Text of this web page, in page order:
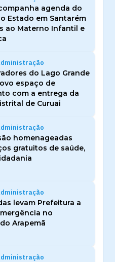
agenda do
Estado em Santarém
ao Materno Infantil e
do Lago Grande
espaço de
com a entrega da
de Curuai
homenageadas
gratuitos de saúde,
levam Prefeitura a
no
Arapemã